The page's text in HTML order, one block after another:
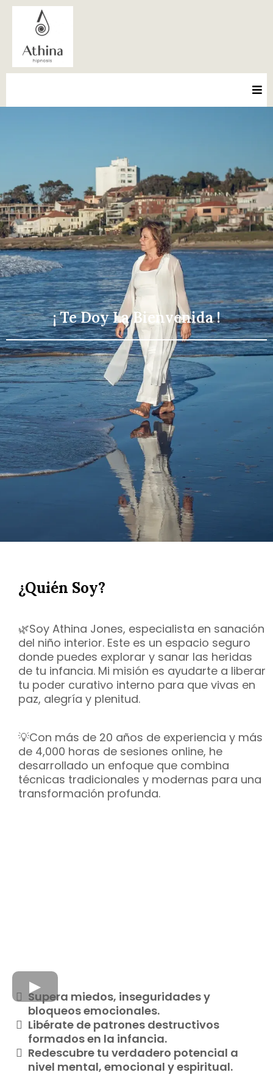
¡ Te Doy La Bienvenida !
¿Quién Soy?
🌿Soy Athina Jones, especialista en sanación
del niño interior. Este es un espacio seguro
donde puedes explorar y sanar las heridas
de tu infancia. Mi misión es ayudarte a liberar
tu poder curativo interno para que vivas en
paz, alegría y plenitud.
💡Con más de 20 años de experiencia y más
de 4,000 horas de sesiones online, he
desarrollado un enfoque que combina
técnicas tradicionales y modernas para una
transformación profunda.
Supera miedos, inseguridades y
bloqueos emocionales.
Libérate de patrones destructivos
formados en la infancia.
Redescubre tu verdadero potencial a
nivel mental, emocional y espiritual.